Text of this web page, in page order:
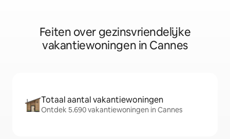
Feiten over gezinsvriendelijke
vakantiewoningen in Cannes
Totaal aantal vakantiewoningen
Ontdek 5.690 vakantiewoningen in Cannes